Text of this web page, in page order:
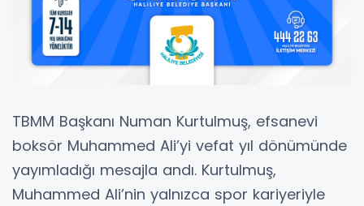
TBMM Başkanı Numan Kurtulmuş, efsanevi
boksör Muhammed Ali’yi vefat yıl dönümünde
yayımladığı mesajla andı. Kurtulmuş,
Muhammed Ali’nin yalnızca spor kariyeriyle